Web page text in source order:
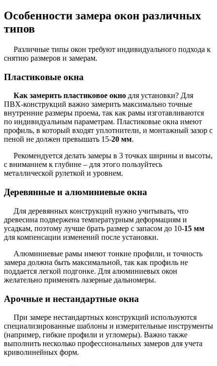
Особенности замера окон различных
типов
Различные типы окон требуют индивидуального подхода к
снятию размеров и замерам.
Пластиковые окна
Как замерить пластиковое окно для установки? Для
ПВХ-конструкций важно замерить максимально точные
внутренние размеры проема, так как рамы изготавливаются
по индивидуальным параметрам. Пластиковые окна имеют
профиль, в который входят уплотнители, и монтажный зазор с
пеной не должен превышать 15-20 мм.
Рекомендуется делать замеры в 3 точках ширины и высоты,
с вниманием к глубине – для этого пользуйтесь
металлической рулеткой и уровнем.
Деревянные и алюминиевые окна
Для деревянных конструкций нужно учитывать, что
древесина подвержена температурным деформациям и
усадкам, поэтому лучше брать размер с запасом до 10-15 мм
для компенсации изменений после установки.
Алюминиевые рамы имеют тонкие профили, и точность
замера должна быть максимальной, так как профиль не
поддается легкой подгонке. Для алюминиевых окон
желательно применять лазерные дальномеры.
Арочные и нестандартные окна
При замере нестандартных конструкций используются
специализированные шаблоны и измерительные инструменты
(например, гибкие профили и угломеры). Важно также
выполнить несколько профессиональных замеров для учета
криволинейных форм.